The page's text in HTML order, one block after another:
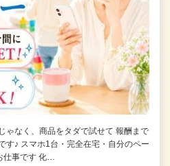
ゃなく、商品をタダで試せて 報酬まで
す♪ スマホ1台・完全在宅・自分のペー
仕事です 化…